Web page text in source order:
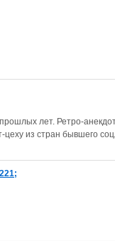
лет. Ретро-
цеху из стран бывшего